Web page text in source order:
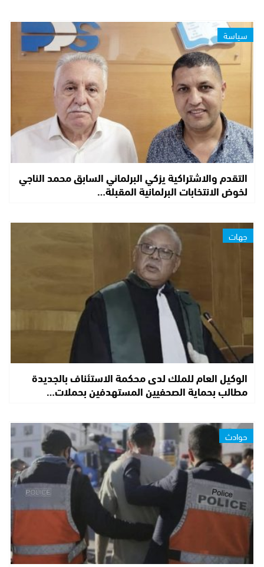
سياسة
التقدم والاشتراكية يزكي البرلماني السابق محمد الناجي
لخوض الانتخابات البرلمانية المقبلة…
جهات
الوكيل العام للملك لدى محكمة الاستئناف بالجديدة
مطالب بحماية الصحفيين المستهدفين بحملات…
حوادث